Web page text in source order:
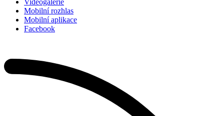
Videogalerie
Mobilní rozhlas
Mobilní aplikace
Facebook